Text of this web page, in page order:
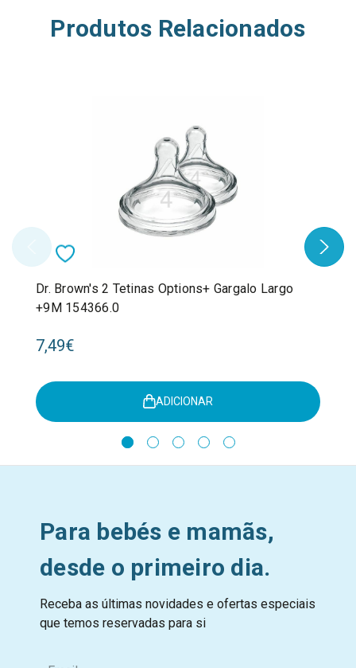
Produtos Relacionados
Dr. Brown's 2 Tetinas Options+ Gargalo Largo
+9M 154366.0
7,49€
ADICIONAR
Para bebés e mamãs,
desde o primeiro dia.
Receba as últimas novidades e ofertas especiais
que temos reservadas para si